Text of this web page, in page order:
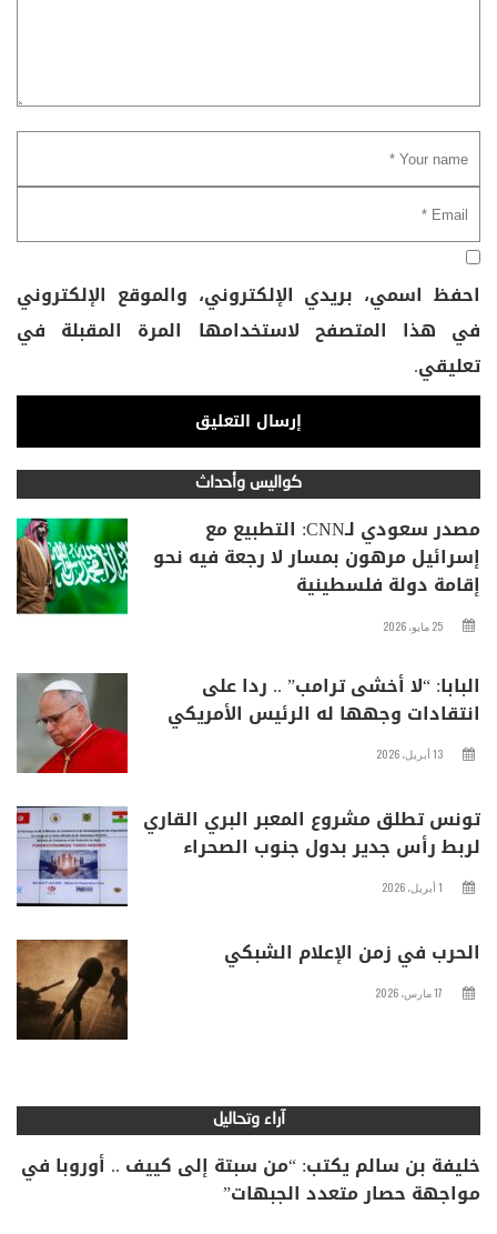
احفظ اسمي، بريدي الإلكتروني، والموقع الإلكتروني
في هذا المتصفح لاستخدامها المرة المقبلة في
تعليقي.
كواليس وأحداث
مصدر سعودي لـCNN: التطبيع مع
إسرائيل مرهون بمسار لا رجعة فيه نحو
إقامة دولة فلسطينية
25 مايو، 2026
البابا: “لا أخشى ترامب” .. ردا على
انتقادات وجهها له الرئيس الأمريكي
13 أبريل، 2026
تونس تطلق مشروع المعبر البري القاري
لربط رأس جدير بدول جنوب الصحراء
1 أبريل، 2026
الحرب في زمن الإعلام الشبكي
17 مارس، 2026
آراء وتحاليل
خليفة بن سالم يكتب: “من سبتة إلى كييف .. أوروبا في
مواجهة حصار متعدد الجبهات”